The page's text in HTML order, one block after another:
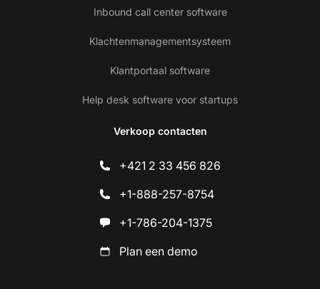
Inbound call center software
Klachtenmanagementsysteem
Klantportaal software
Help desk software voor startups
Verkoop contacten
+421 2 33 456 826
+1-888-257-8754
+1-786-204-1375
Plan een demo